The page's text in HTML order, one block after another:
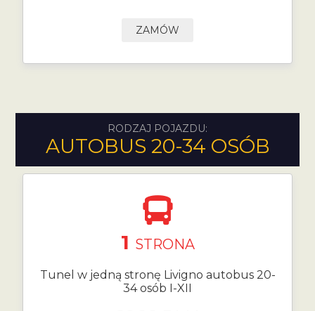
ZAMÓW
RODZAJ POJAZDU:
AUTOBUS 20-34 OSÓB
1 STRONA
Tunel w jedną stronę Livigno autobus 20-
34 osób I-XII